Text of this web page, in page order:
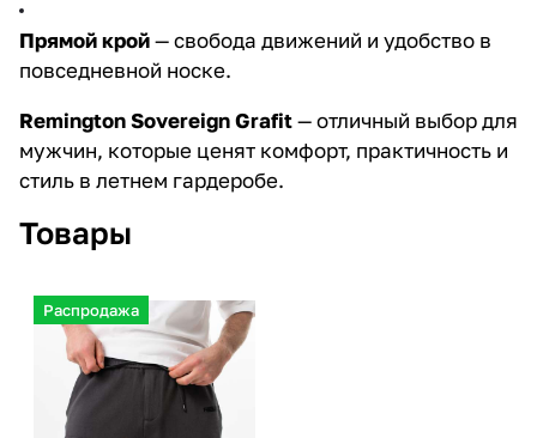
Прямой крой— свобода движений и удобство в
повседневной носке.
Remington Sovereign Grafit— отличный выбор для
мужчин, которые ценят комфорт, практичность и
стиль в летнем гардеробе.
Товары
Распродажа